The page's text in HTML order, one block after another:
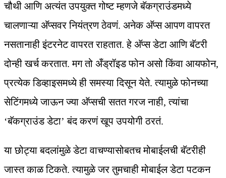
चौथी आणि अत्यंत उपयुक्त गोष्ट म्हणजे बॅकग्राउंडमध्ये
चालणाऱ्या अ‍ॅप्सवर नियंत्रण ठेवणं. अनेक अ‍ॅप्स आपण वापरत
नसतानाही इंटरनेट वापरत राहतात. हे अ‍ॅप्स डेटा आणि बॅटरी
दोन्ही खर्च करतात. मग तो अँड्रॉइड फोन असो किंवा आयफोन,
प्रत्येक डिव्हाइसमध्ये ही समस्या दिसून येते. त्यामुळे फोनच्या
सेटिंगमध्ये जाऊन ज्या अ‍ॅप्सची सतत गरज नाही, त्यांचा
‘बॅकग्राउंड डेटा’ बंद करणं खूप उपयोगी ठरतं.
या छोट्या बदलांमुळे डेटा वाचण्यासोबतच मोबाईलची बॅटरीही
जास्त काळ टिकते. त्यामुळे जर तुमचाही मोबाईल डेटा पटकन